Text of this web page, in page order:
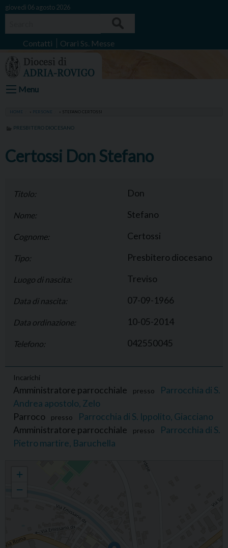
Skip
giovedì 06 agosto 2026
Contatti Orari Ss. Messe
Menu
HOME PERSONE STEFANO CERTOSSI
PRESBITERO DIOCESANO
Certossi Don Stefano
Titolo: Don
Nome: Stefano
Cognome: Certossi
Tipo: Presbitero diocesano
Luogo di nascita: Treviso
Data di nascita: 07-09-1966
Data ordinazione: 10-05-2014
Telefono: 042550045
Incarichi
Amministratore parrocchiale presso
Parrocchia di S.
Andrea apostolo, Zelo
Parroco
presso
Parrocchia di S. Ippolito, Giacciano
Amministratore parrocchiale
presso
Parrocchia di S.
Pietro martire, Baruchella
+
−